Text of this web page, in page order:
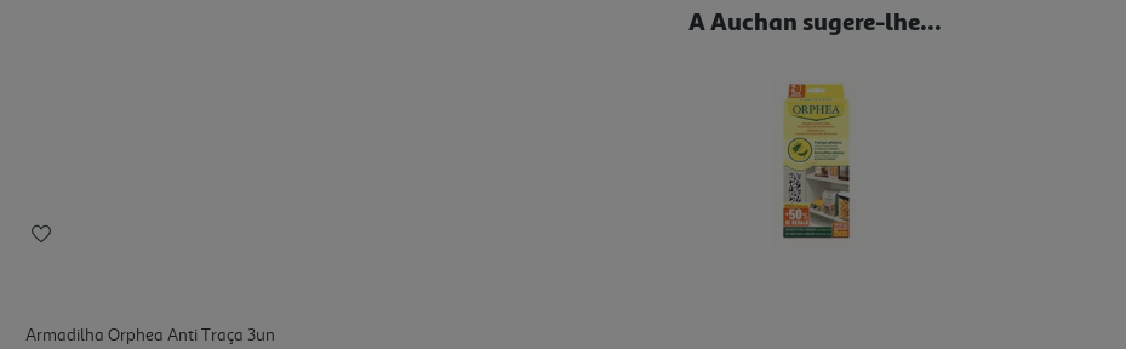
A Auchan sugere-lhe...
Armadilha Orphea Anti Traça 3un